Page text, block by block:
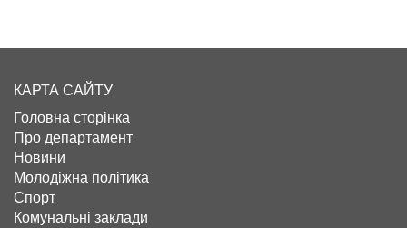
КАРТА САЙТУ
Головна сторінка
Про департамент
Новини
Молодіжна політика
Спорт
Комунальні заклади